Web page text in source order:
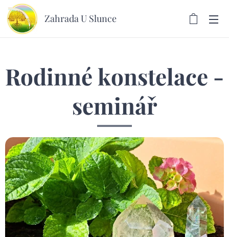
Zahrada U Slunce
Rodinné konstelace -
seminář